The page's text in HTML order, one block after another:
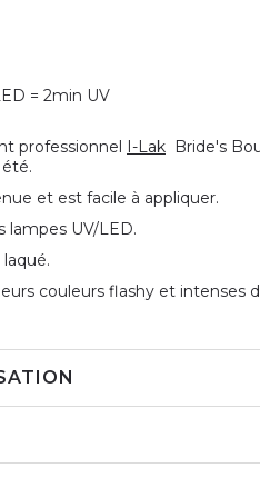
= 2min UV
professionnel I-Lak Bride's
et est facile à appliquer.
lampes UV/LED.
couleurs flashy et